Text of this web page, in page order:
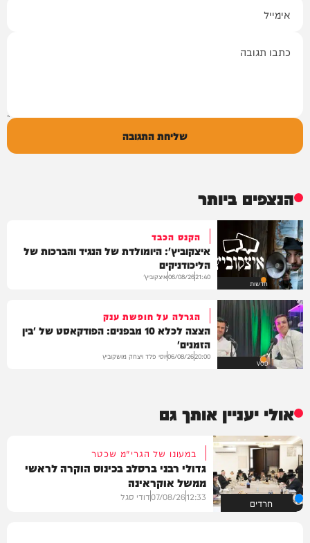
שליחת התגובה
הנצפים ביותר
חדשות
הקנס הכבד
איצקוביץ': היומולדת של הנגיד והברכות של
הליכודניקים
21:40
06/08/26איצקוביץ'
VOD
הגרלה על חופשת ענק
הצצה לכלא 10 מבפנים: הפודקאסט של 'בין
הזמנים'
20:00
06/08/26יוסי פלד ויצחק מושקוביץ
אולי יעניין אותך גם
חרדים
במעונו של הגרי"מ שכטר
גדולי רבני ברסלב בכינוס הוקרה לראשי
ממשל אוקראינה
12:33
07/08/26דודי סגל